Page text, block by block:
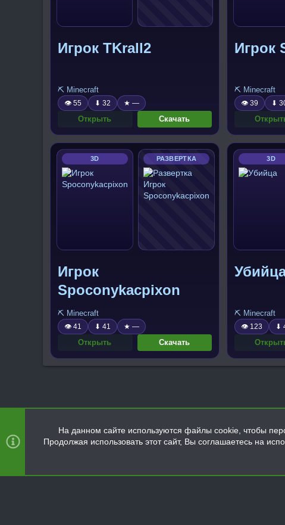
Игрок TKrall2
⛏️ Minecraft
👁 55 ⬇ 32 ★ —
Открыть Скачать
Игрок
⛏️ Minecraft
👁 39 ⬇
3D РАЗВЕРТКА
Игрок
Spoconykacpixon
⛏️ Minecraft
👁 41 ⬇ 41 ★ —
Открыть Скачать
3D
⛏️ Minecraft
👁 123 ⬇
На данном сайте используются файлы cookie, чтобы
Продолжая использовать этот сайт, Вы соглашаетесь на